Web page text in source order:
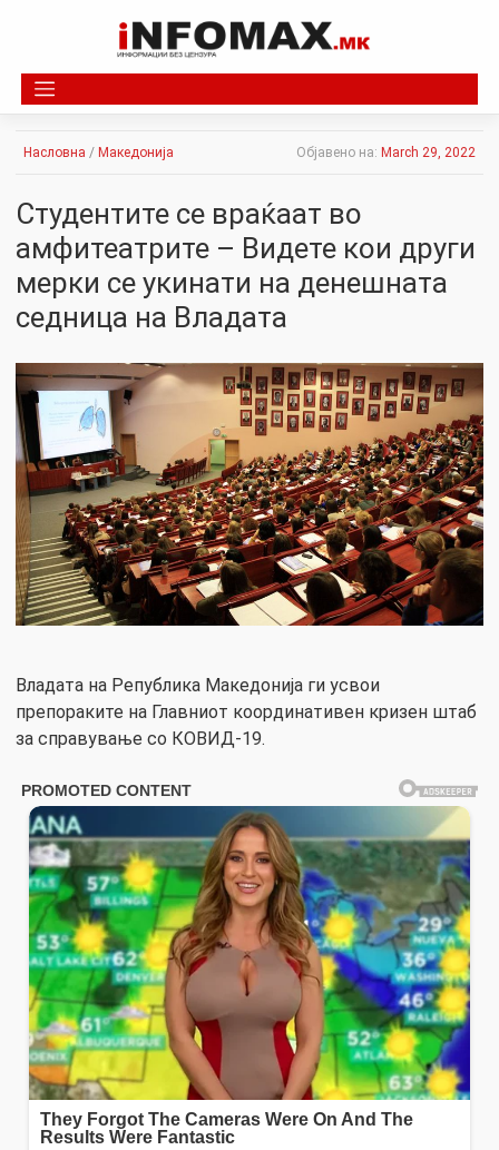
Насловна / Македонија Објавено на: March 29, 2022
Студентите се враќаат во
амфитеатрите – Видете кои други
мерки се укинати на денешната
седница на Владата
Владата на Република Mакедонија ги усвои
препораките на Главниот координативен кризен штаб
за справување со КОВИД-19.